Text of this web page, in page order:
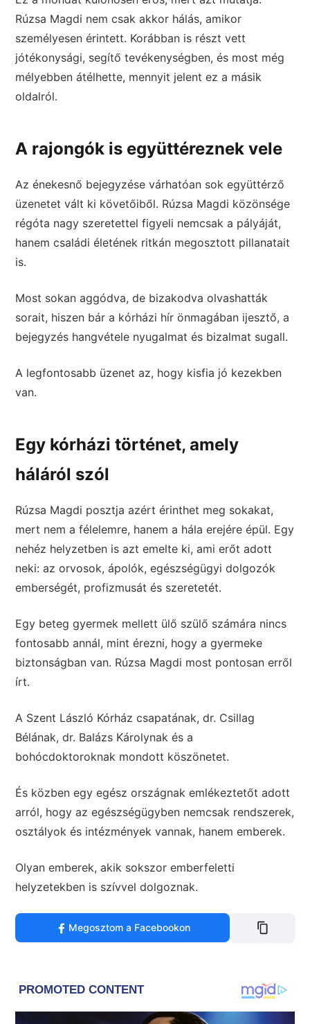
Rúzsa Magdi nem csak akkor hálás, amikor
személyesen érintett. Korábban is részt vett
jótékonysági, segítő tevékenységben, és most még
mélyebben átélhette, mennyit jelent ez a másik
oldalról.
A rajongók is együttéreznek vele
Az énekesnő bejegyzése várhatóan sok együttérző
üzenetet vált ki követőiből. Rúzsa Magdi közönsége
régóta nagy szeretettel figyeli nemcsak a pályáját,
hanem családi életének ritkán megosztott pillanatait
is.
Most sokan aggódva, de bizakodva olvashatták
sorait, hiszen bár a kórházi hír önmagában ijesztő, a
bejegyzés hangvétele nyugalmat és bizalmat sugall.
A legfontosabb üzenet az, hogy kisfia jó kezekben
van.
Egy kórházi történet, amely
háláról szól
Rúzsa Magdi posztja azért érinthet meg sokakat,
mert nem a félelemre, hanem a hála erejére épül. Egy
nehéz helyzetben is azt emelte ki, ami erőt adott
neki: az orvosok, ápolók, egészségügyi dolgozók
emberségét, profizmusát és szeretetét.
Egy beteg gyermek mellett ülő szülő számára nincs
fontosabb annál, mint érezni, hogy a gyermeke
biztonságban van. Rúzsa Magdi most pontosan erről
írt.
A Szent László Kórház csapatának, dr. Csillag
Bélának, dr. Balázs Károlynak és a
bohócdoktoroknak mondott köszönetet.
És közben egy egész országnak emlékeztetőt adott
arról, hogy az egészségügyben nemcsak rendszerek,
osztályok és intézmények vannak, hanem emberek.
Olyan emberek, akik sokszor emberfeletti
helyzetekben is szívvel dolgoznak.
Megosztom a Facebookon